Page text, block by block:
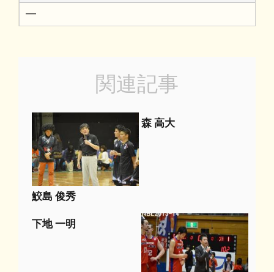
━
関連記事
鮫島 俊秀
森 高大
下地 一明